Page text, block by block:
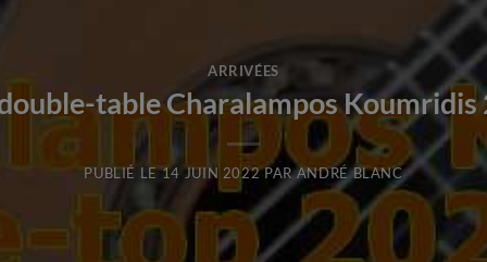
ARRIVÉES
table Charalampos
PUBLIÉ LE14 JUIN 2022 PARANDRÉ BLANC